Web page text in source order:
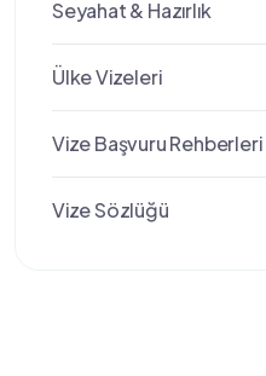
Seyahat & Hazırlık
Ülke Vizeleri
Vize Başvuru Rehberleri
Vize Sözlüğü